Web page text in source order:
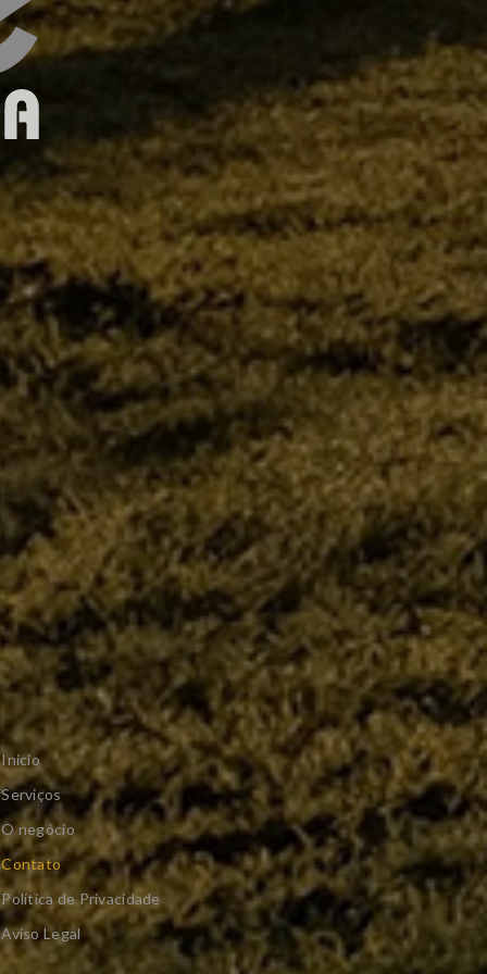
Inicio
Serviços
O negócio
Contato
Política de Privacidade
Aviso Legal